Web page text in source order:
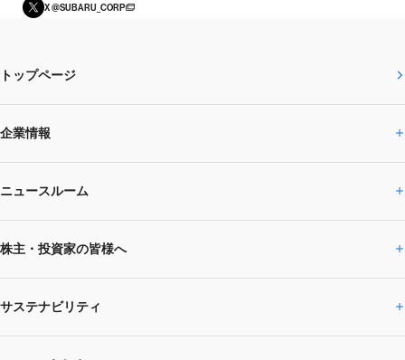
X @SUBARU_CORP
トップページ
企業情報
企業情報トップ
SUBARUのありたい姿
SUBARU 2025方針
ニュースルーム
ニュースルームトップ
ニュースリリース
株主・投資家の皆様へ
株主・投資家の皆様へトップ
サステナビリティ